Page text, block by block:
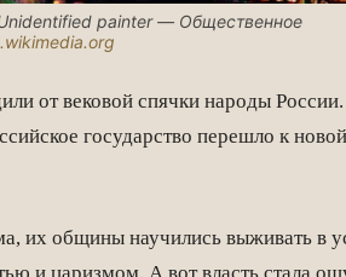
painter — Общественное
от вековой спячки народы
государство перешло к
их общины научились выживать в